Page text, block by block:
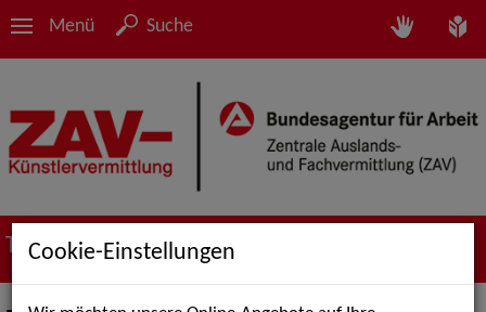
Menü Suche
Termine
Cookie-Einstellungen